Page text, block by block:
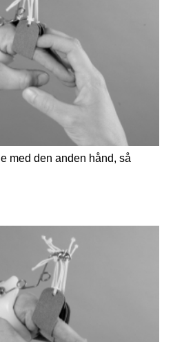
med den anden hånd, så